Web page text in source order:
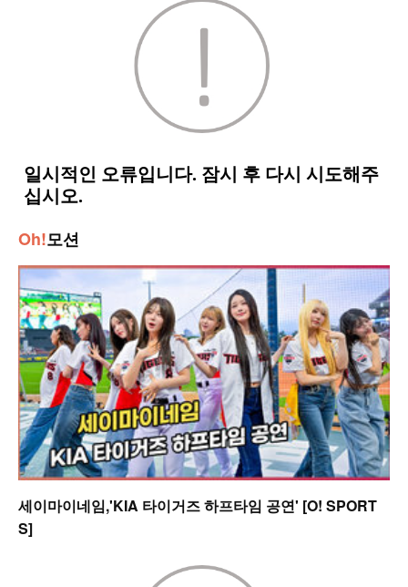
Oh!모션
세이마이네임,'KIA 타이거즈 하프타임 공연' [O! SPORT
S]